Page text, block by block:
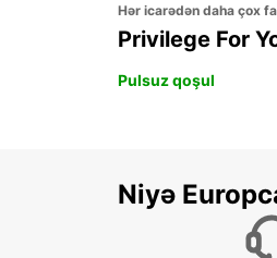
Hər icarədən daha çox
Privilege For
Pulsuz qoşul
Niyə